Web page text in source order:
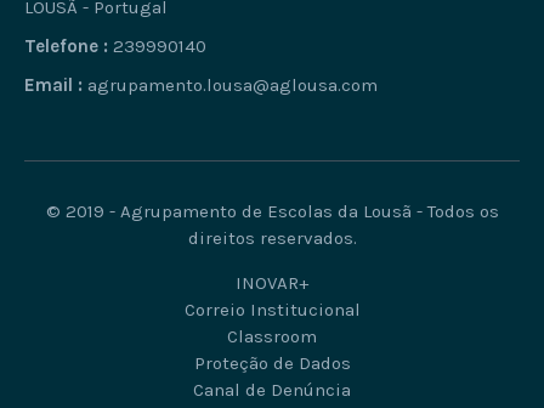
LOUSÃ - Portugal
Telefone : 239990140
Email : agrupamento.lousa@aglousa.com
© 2019 - Agrupamento de Escolas da Lousã - Todos os
direitos reservados.
INOVAR+
Correio Institucional
Classroom
Proteção de Dados
Canal de Denúncia